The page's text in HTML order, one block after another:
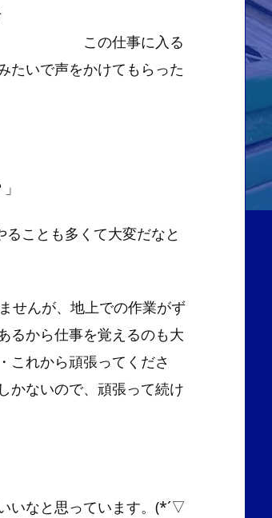
入る
たいで声をかけてもらった
ことも多くて大変だなと
せんが、地上での作業がず
るから仕事を覚えるのも大
これから頑張ってくださ
かないので、頑張って続け
いなと思っています。(*´▽